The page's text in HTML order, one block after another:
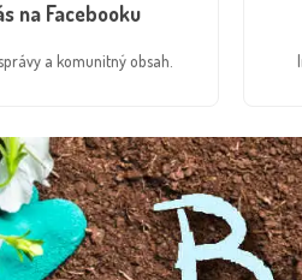
na Facebooku
a komunitný obsah.